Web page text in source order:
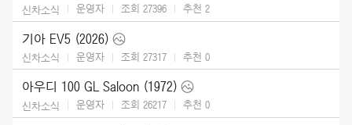
신차소식 운영자 조회 27396 추천 2
기아 EV5 (2026)
신차소식 운영자 조회 27317 추천 0
아우디 100 GL Saloon (1972)
신차소식 운영자 조회 26217 추천 0